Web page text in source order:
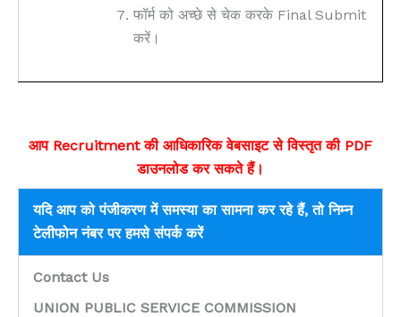
फॉर्म को अच्छे से चेक करके Final Submit
करें।
आप Recruitmentकी आधिकारिक वेबसाइट से विस्तृत की PDF
डाउनलोड कर सकते हैं।
यदि आप को पंजीकरण में समस्या का सामना कर रहे हैं, तो निम्न
टेलीफोन नंबर पर हमसे संपर्क करें
Contact Us
UNION PUBLIC SERVICE COMMISSION